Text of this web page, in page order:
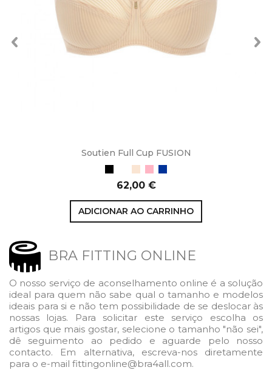
Soutien Full Cup FUSION
Preço
62,00 €
ADICIONAR AO CARRINHO
BRA FITTING ONLINE
O nosso serviço de aconselhamento online é a solução
ideal para quem não sabe qual o tamanho e modelos
ideais para si e não tem possibilidade de se deslocar às
nossas lojas. Para solicitar este serviço escolha os
artigos que mais gostar, selecione o tamanho "não sei",
dê seguimento ao pedido e aguarde pelo nosso
contacto. Em alternativa, escreva-nos diretamente
para o e-mail fittingonline@bra4all.com.